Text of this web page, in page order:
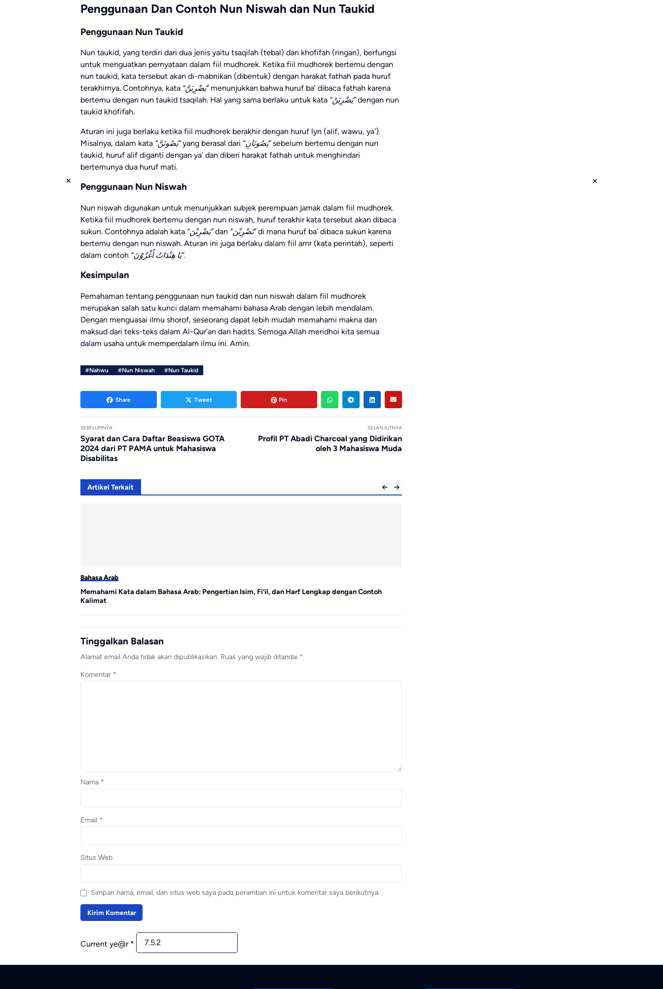
Penggunaan Dan Contoh Nun Niswah dan Nun Taukid
Penggunaan Nun Taukid
Nun taukid, yang terdiri dari dua jenis yaitu tsaqilah (tebal) dan khofifah (ringan), berfungsi
untuk menguatkan pernyataan dalam fiil mudhorek. Ketika fiil mudhorek bertemu dengan
nun taukid, kata tersebut akan di-mabnikan (dibentuk) dengan harakat fathah pada huruf
terakhirnya. Contohnya, kata
“يَضْرِبَنَّ”menunjukkan bahwa huruf ba’ dibaca fathah karena
bertemu dengan nun taukid tsaqilah. Hal yang sama berlaku untuk kata
“يَضْرِبَنْ”dengan nun
taukid khofifah.
Aturan ini juga berlaku ketika fiil mudhorek berakhir dengan huruf lyn (alif, wawu, ya’).
Misalnya, dalam kata
“يَصُونَنَّ”yang berasal dari “يَصُونَانِ”sebelum bertemu dengan nun
taukid, huruf alif diganti dengan ya’ dan diberi harakat fathah untuk menghindari
bertemunya dua huruf mati.
Penggunaan Nun Niswah
Nun niswah digunakan untuk menunjukkan subjek perempuan jamak dalam fiil mudhorek.
Ketika fiil mudhorek bertemu dengan nun niswah, huruf terakhir kata tersebut akan dibaca
sukun. Contohnya adalah kata
“يَضْرِبْنَ”dan “تَضْرِبْنَ”di mana huruf ba’ dibaca sukun karena
bertemu dengan nun niswah. Aturan ini juga berlaku dalam fiil amr (kata perintah), seperti
dalam contoh
“يَا هِنْدَاتُ اُغْزُوْنَ”.
Kesimpulan
Pemahaman tentang penggunaan nun taukid dan nun niswah dalam fiil mudhorek
merupakan salah satu kunci dalam memahami bahasa Arab dengan lebih mendalam.
Dengan menguasai ilmu shorof, seseorang dapat lebih mudah memahami makna dan
maksud dari teks-teks dalam Al-Qur’an dan hadits. Semoga Allah meridhoi kita semua
dalam usaha untuk memperdalam ilmu ini. Amin.
#Nahwu #Nun Niswah #Nun Taukid
Share Tweet Pin
SEBELUMNYA
Syarat dan Cara Daftar Beasiswa GOTA
2024 dari PT PAMA untuk Mahasiswa
Disabilitas
SELANJUTNYA
Profil PT Abadi Charcoal yang Didirikan
oleh 3 Mahasiswa Muda
Artikel Terkait
Bahasa Arab
Memahami Kata dalam Bahasa Arab: Pengertian Isim, Fi’il, dan Harf Lengkap dengan Contoh
Kalimat
Tinggalkan Balasan
Alamat email Anda tidak akan dipublikasikan. Ruas yang wajib ditandai *
Komentar *
Nama *
Email *
Situs Web
Simpan nama, email, dan situs web saya pada peramban ini untuk komentar saya berikutnya.
Current ye@r *